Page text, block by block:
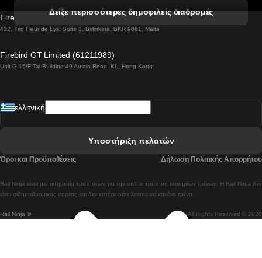
Βιέννη προς Σάλτσμπουργκ Τρένα
Βουδαπέστη προς Πράγα Tρένο
Λισαβόνα προς Λάγος Tρένο
Λισαβόνα προς Μαδρίτη Τρένα
Δείξε περισσότερες δημοφιλείς διαδρομές
Firebird GT Limited (OC 1451)
432, Triq Fleur de Lys, Suite 1, Birkirkara, BKR 9061, Malta
Firebird GT Limited (61211989)
Unit G 15/F Tal Building 49 Austin Road, KL, Hong Kong
Rail Ninja ® All Rights Reserved © 2026
Rail Ninja είναι μια υπηρεσία κρατήσεων για την online κράτηση εισιτηρίων τρένων. Η Rail Ninja δεν
είναι σιδηροδρομικός φορέας και δεν κατέχει ούτε λειτουργεί κανένα τρένο.
ελληνική
Υποστήριξη πελατών
Όροι και Προϋποθέσεις Δήλωση Πολιτικής Απορρήτου